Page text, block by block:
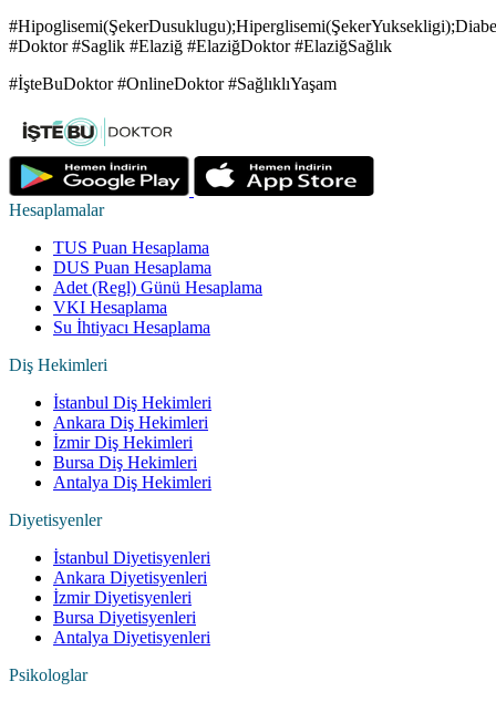
#Doktor #Saglik #Elaziğ #ElaziğDoktor #ElaziğSağlık
#İşteBuDoktor #OnlineDoktor #SağlıklıYaşam
Hesaplamalar
TUS Puan Hesaplama
DUS Puan Hesaplama
Adet (Regl) Günü Hesaplama
VKI Hesaplama
Su İhtiyacı Hesaplama
Diş Hekimleri
İstanbul Diş Hekimleri
Ankara Diş Hekimleri
İzmir Diş Hekimleri
Bursa Diş Hekimleri
Antalya Diş Hekimleri
Diyetisyenler
İstanbul Diyetisyenleri
Ankara Diyetisyenleri
İzmir Diyetisyenleri
Bursa Diyetisyenleri
Antalya Diyetisyenleri
Psikologlar